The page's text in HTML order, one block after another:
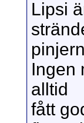
Lipsi
Ingen
alltid
fått